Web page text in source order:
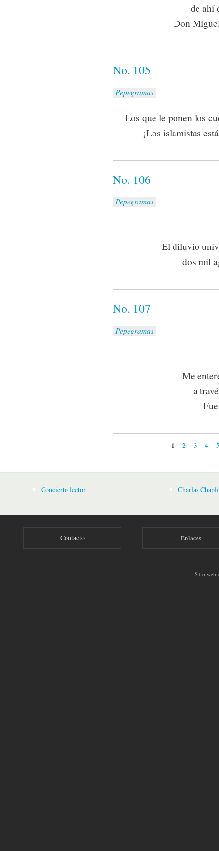
de ahí
Don
No. 105
Pepegramas
Los que le ponen los
¡Los islamistas
No. 106
Pepegramas
El diluvio
dos mil
No. 107
Pepegramas
Me
a
1 2 3 4
Concierto lector Charlas
Contacto Enlaces
Sitio web